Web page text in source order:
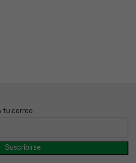
tu correo: